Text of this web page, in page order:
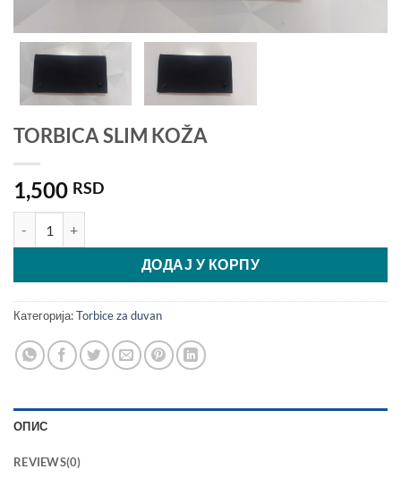
TORBICA SLIM KOŽA
1,500 RSD
ДОДАЈ У КОРПУ
Категорија:Torbice za duvan
ОПИС
REVIEWS(0)